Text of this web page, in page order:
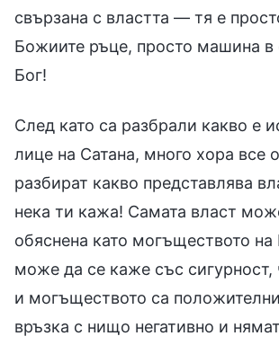
свързана с властта — тя е
Божиите ръце, просто машина в
Бог!
След като са разбрали какво е
лице на Сатана, много хора все
разбират какво представлява
нека ти кажа! Самата власт
обяснена като могъществото на
може да се каже със сигурност,
и могъществото са
връзка с нищо негативно и